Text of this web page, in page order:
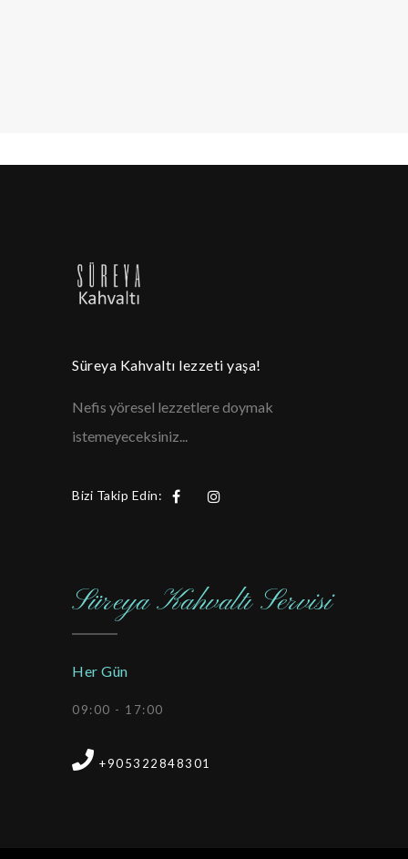
Süreya Kahvaltı lezzeti yaşa!
Nefis yöresel lezzetlere doymak
istemeyeceksiniz...
Bizi Takip Edin:
Süreya Kahvaltı Servisi
Her Gün
09:00 - 17:00
 +905322848301